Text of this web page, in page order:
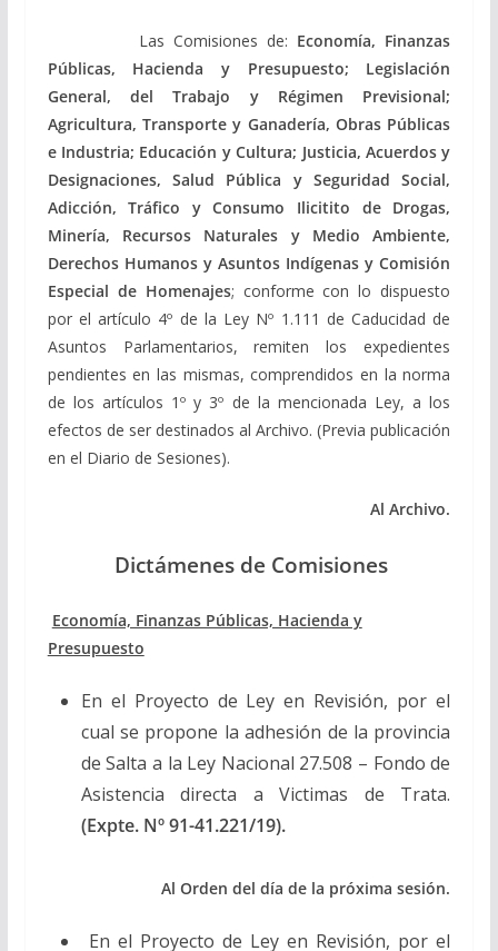
Las Comisiones de: Economía, Finanzas
Públicas, Hacienda y Presupuesto; Legislación
General, del Trabajo y Régimen Previsional;
Agricultura, Transporte y Ganadería, Obras Públicas
e Industria; Educación y Cultura; Justicia, Acuerdos y
Designaciones, Salud Pública y Seguridad Social,
Adicción, Tráfico y Consumo Ilicitito de Drogas,
Minería, Recursos Naturales y Medio Ambiente,
Derechos Humanos y Asuntos Indígenas y Comisión
Especial de Homenajes; conforme con lo dispuesto
por el artículo 4º de la Ley Nº 1.111 de Caducidad de
Asuntos Parlamentarios, remiten los expedientes
pendientes en las mismas, comprendidos en la norma
de los artículos 1º y 3º de la mencionada Ley, a los
efectos de ser destinados al Archivo. (Previa publicación
en el Diario de Sesiones).
Al Archivo.
Dictámenes de Comisiones
Economía, Finanzas Públicas, Hacienda y
Presupuesto
En el Proyecto de Ley en Revisión, por el
cual se propone la adhesión de la provincia
de Salta a la Ley Nacional 27.508 – Fondo de
Asistencia directa a Victimas de Trata.
(Expte. Nº 91-41.221/19).
Al Orden del día de la próxima sesión.
En el Proyecto de Ley en Revisión, por el